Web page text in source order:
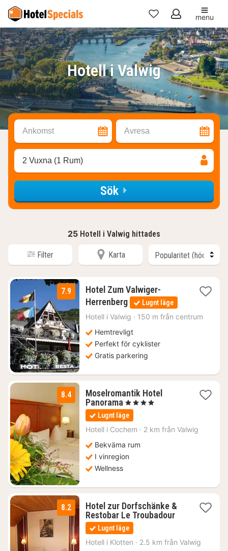
Mina
favoriter
menu
Hotell i Valwig
Ankomst Avresa
2 Vuxna (1 Rum)
Sök
25 Hotell i Valwig hittades
Filter Karta
7.9
Hotel Zum Valwiger-
Herrenberg1
natt
från
kr.
Lugnt läge
Hotell i Valwig · 150 m från centrum
Hemtrevligt
Perfekt för cyklister
Gratis parkering
8.4
Moselromantik Hotel
Panorama 2
nätter
för
1864
, 4 Stjärnor
Lugnt läge
Hotell i Cochem · 2 km från Valwig
Bekväma rum
I vinregion
Wellness
8.2
Hotel zur Dorfschänke &
Restobar Le Troubadour1
1206
Lugnt läge
Hotell i Klotten · 2.5 km från Valwig